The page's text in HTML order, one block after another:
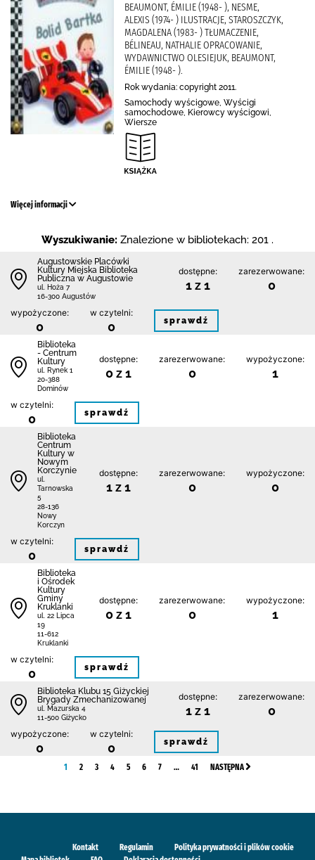
BEAUMONT, ÉMILIE (1948- ), NESME,
ALEXIS (1974- ) ILUSTRACJE, STAROSZCZYK,
MAGDALENA (1983- ) TŁUMACZENIE,
BÉLINEAU, NATHALIE OPRACOWANIE,
WYDAWNICTWO OLESIEJUK, BEAUMONT,
ÉMILIE (1948- ).
Rok wydania: copyright 2011.
Samochody wyścigowe, Wyścigi
samochodowe, Kierowcy wyścigowi,
Wiersze
Więcej informacji
Wyszukiwanie: Znalezione w bibliotekach: 201 .
Augustowskie Placówki
Kultury Miejska Biblioteka
Publiczna w Augustowie
ul. Hoża 7
16-300 Augustów
dostępne:
1 z 1
zarezerwowane:
0
wypożyczone:
0
w czytelni:
0 sprawdź
Biblioteka
- Centrum
Kultury
ul. Rynek 1
20-388
Dominów
dostępne:
0 z 1
zarezerwowane:
0
wypożyczone:
1
w czytelni:
0 sprawdź
Biblioteka
Centrum
Kultury w
Nowym
Korczynie
ul.
Tarnowska
5
28-136
Nowy
Korczyn
dostępne:
1 z 1
zarezerwowane:
0
wypożyczone:
0
w czytelni:
0 sprawdź
Biblioteka
i Ośrodek
Kultury
Gminy
Kruklanki
ul. 22 Lipca
19
11-612
Kruklanki
dostępne:
0 z 1
zarezerwowane:
0
wypożyczone:
1
w czytelni:
0 sprawdź
Biblioteka Klubu 15 Giżyckiej
Brygady Zmechanizowanej
ul. Mazurska 4
11-500 Giżycko
dostępne:
1 z 1
zarezerwowane:
0
wypożyczone:
0
w czytelni:
0 sprawdź
1 2 3 4 5 6 7 … 41 NASTĘPNA
Kontakt Regulamin
Polityka prywatności i plików cookie